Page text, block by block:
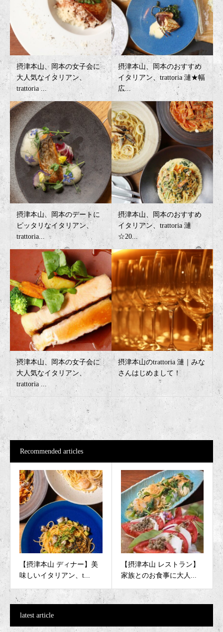
摂津本山、岡本の女子会に
大人気なイタリアン、
trattoria ...
摂津本山、岡本のおすすめ
イタリアン、trattoria 漣★幅
広...
摂津本山、岡本のデートに
ピッタリなイタリアン、
trattoria...
摂津本山、岡本のおすすめ
イタリアン、trattoria 漣
☆20...
摂津本山、岡本の女子会に
大人気なイタリアン、
trattoria ...
摂津本山のtrattoria 漣｜みな
さんはじめまして！
Recommended articles
【摂津本山 ディナー】美
味しいイタリアン、t...
【摂津本山 レストラン】
家族とのお食事に大人...
latest article